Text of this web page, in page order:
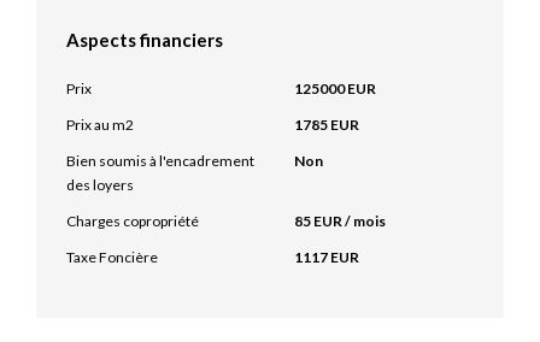
Aspects financiers
Prix
125000 EUR
Prix au m2
1785 EUR
Bien soumis à l'encadrement
des loyers
Non
Charges copropriété
85 EUR / mois
Taxe Foncière
1117 EUR